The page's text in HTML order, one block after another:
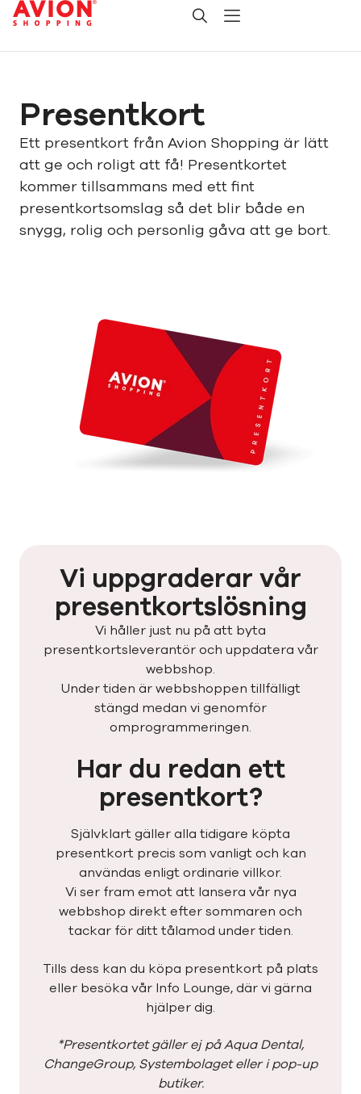
Presentkort
Ett presentkort från Avion Shopping är lätt
att ge och roligt att få! Presentkortet
kommer tillsammans med ett fint
presentkortsomslag så det blir både en
snygg, rolig och personlig gåva att ge bort.
Vi uppgraderar vår
presentkortslösning
Vi håller just nu på att byta
presentkortsleverantör och uppdatera vår
webbshop.
Under tiden är webbshoppen tillfälligt
stängd medan vi genomför
omprogrammeringen.
Har du redan ett
presentkort?
Självklart gäller alla tidigare köpta
presentkort precis som vanligt och kan
användas enligt ordinarie villkor.
Vi ser fram emot att lansera vår nya
webbshop direkt efter sommaren och
tackar för ditt tålamod under tiden.
Tills dess kan du köpa presentkort på plats
eller besöka vår Info Lounge, där vi gärna
hjälper dig.
*Presentkortet gäller ej på Aqua Dental,
ChangeGroup, Systembolaget eller i pop-up
butiker.